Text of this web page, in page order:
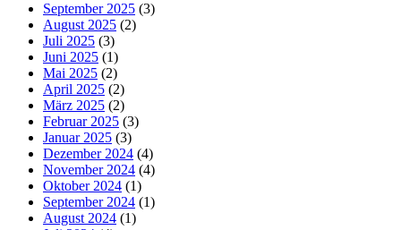
September 2025 (3)
August 2025 (2)
Juli 2025 (3)
Juni 2025 (1)
Mai 2025 (2)
April 2025 (2)
März 2025 (2)
Februar 2025 (3)
Januar 2025 (3)
Dezember 2024 (4)
November 2024 (4)
Oktober 2024 (1)
September 2024 (1)
August 2024 (1)